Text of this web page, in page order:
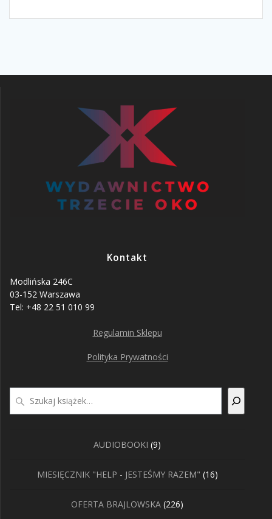
Kontakt
Modlińska 246C
03-152 Warszawa
Tel: +48 22 51 010 99
Regulamin Sklepu
Polityka Prywatności
AUDIOBOOKI 99
MIESIĘCZNIK "HELP - JESTEŚMY RAZEM" 1616
OFERTA BRAJLOWSKA 226226